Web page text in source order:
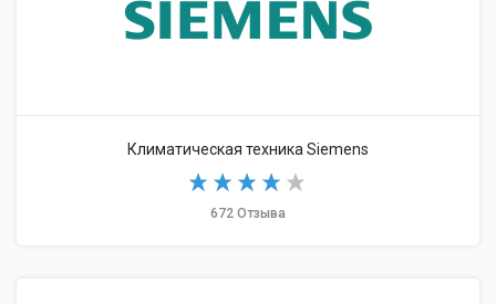
Климатическая техника Siemens
672 Отзыва